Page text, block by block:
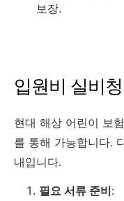
보장.
입원비 실비
현대 해상 어린이 보
를 통해 가능합니다.
내입니다.
필요 서류 준비: